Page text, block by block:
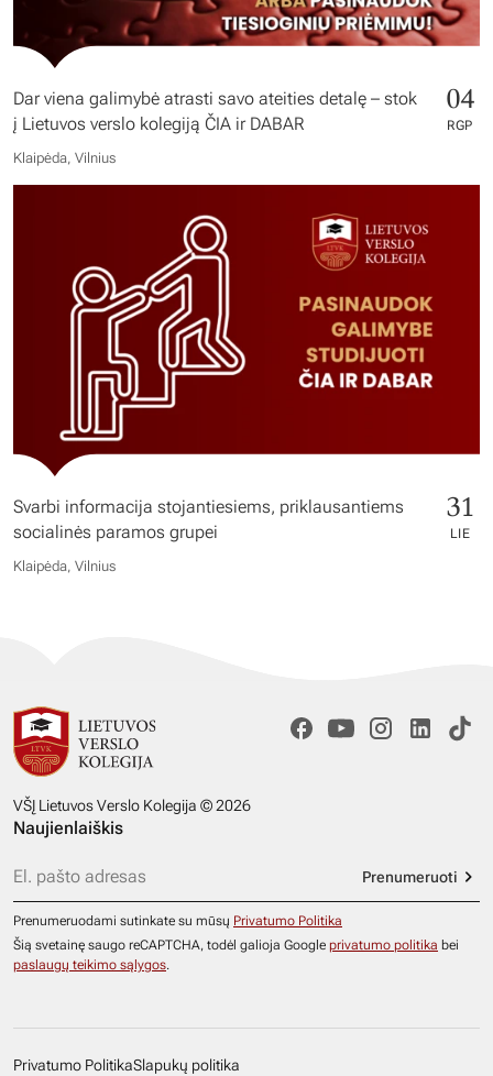
Dar viena galimybė atrasti savo ateities detalę – stok
į Lietuvos verslo kolegiją ČIA ir DABAR
04
RGP
Klaipėda, Vilnius
Svarbi informacija stojantiesiems, priklausantiems
socialinės paramos grupei
31
LIE
Klaipėda, Vilnius
VŠĮ Lietuvos Verslo Kolegija © 2026
Naujienlaiškis
Prenumeruoti
Prenumeruodami sutinkate su mūsų Privatumo Politika
Šią svetainę saugo reCAPTCHA, todėl galioja Google privatumo politika bei
paslaugų teikimo sąlygos.
Privatumo PolitikaSlapukų politika